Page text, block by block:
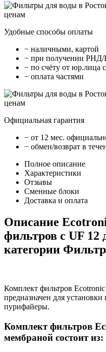
Удобные способы оплаты
− наличными, картой
− при получении
− по счёту от юр.лица
− оплата частями
Официальная гарантия
− от 12 мес.
− обмен/возврат в
Полное описание
Характеристики
Отзывы
Сменные блоки
Доставка и оплата
Описание
фильтров c UF
категории
Комплект фильтров
предназначен для
пурифайеры.
Комплект фильтров
мембраной состоит из: